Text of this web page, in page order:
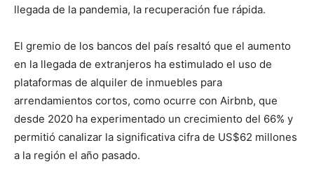
llegada de la pandemia, la recuperación fue rápida.
El gremio de los bancos del país resaltó que el aumento
en la llegada de extranjeros ha estimulado el uso de
plataformas de alquiler de inmuebles para
arrendamientos cortos, como ocurre con Airbnb, que
desde 2020 ha experimentado un crecimiento del 66% y
permitió canalizar la significativa cifra de US$62 millones
a la región el año pasado.